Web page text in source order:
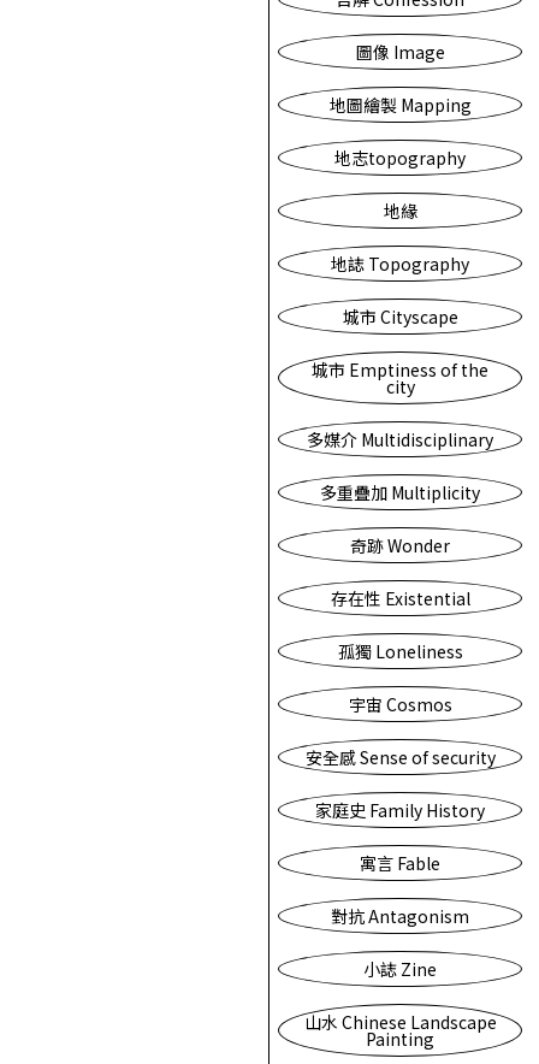
圖像 Image
地圖繪製 Mapping
地志topography
地緣
地誌 Topography
城市 Cityscape
城市 Emptiness of the
city
多媒介 Multidisciplinary
多重疊加 Multiplicity
奇跡 Wonder
存在性 Existential
孤獨 Loneliness
宇宙 Cosmos
安全感 Sense of security
家庭史 Family History
寓言 Fable
對抗 Antagonism
小誌 Zine
山水 Chinese Landscape
Painting